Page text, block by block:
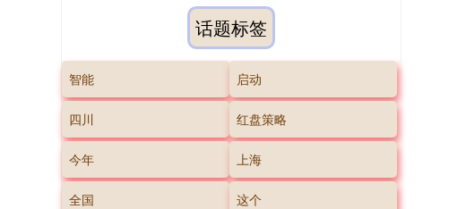
话题标签
智能 启动
四川 红盘策略
今年 上海
全国 这个